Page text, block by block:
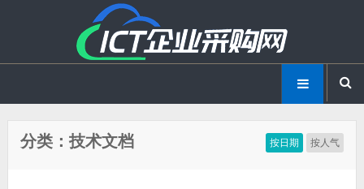
按日期 按人气
分类：技术文档